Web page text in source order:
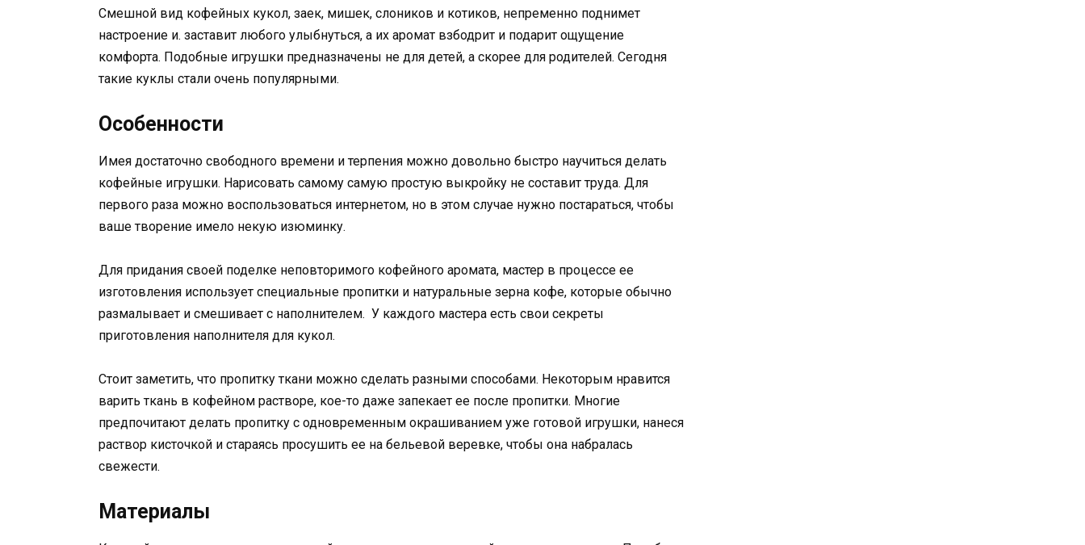
Смешной вид кофейных кукол, заек, мишек, слоников и котиков, непременно поднимет
настроение и. заставит любого улыбнуться, а их аромат взбодрит и подарит ощущение
комфорта. Подобные игрушки предназначены не для детей, а скорее для родителей. Сегодня
такие куклы стали очень популярными.
Особенности
Имея достаточно свободного времени и терпения можно довольно быстро научиться делать
кофейные игрушки. Нарисовать самому самую простую выкройку не составит труда. Для
первого раза можно воспользоваться интернетом, но в этом случае нужно постараться, чтобы
ваше творение имело некую изюминку.
Для придания своей поделке неповторимого кофейного аромата, мастер в процессе ее
изготовления использует специальные пропитки и натуральные зерна кофе, которые обычно
размалывает и смешивает с наполнителем. У каждого мастера есть свои секреты
приготовления наполнителя для кукол.
Стоит заметить, что пропитку ткани можно сделать разными способами. Некоторым нравится
варить ткань в кофейном растворе, кое-то даже запекает ее после пропитки. Многие
предпочитают делать пропитку с одновременным окрашиванием уже готовой игрушки, нанеся
раствор кисточкой и стараясь просушить ее на бельевой веревке, чтобы она набралась
свежести.
Материалы